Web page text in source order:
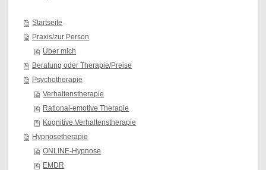
Startseite
Praxis/zur Person
Über mich
Beratung oder Therapie/Preise
Psychotherapie
Verhaltenstherapie
Rational-emotive Therapie
Kognitive Verhaltenstherapie
Hypnosetherapie
ONLINE-Hypnose
EMDR